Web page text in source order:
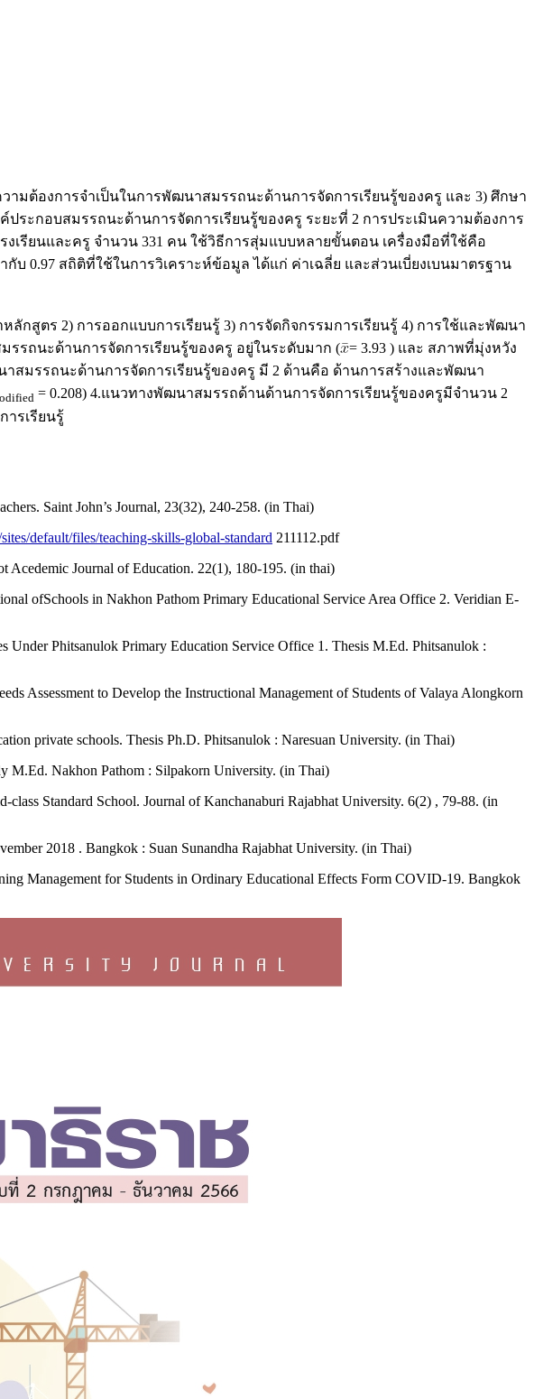
มต้องการจำเป็นในการพัฒนาสมรรถนะด้านการจัดการเรียนรู้ของครู และ 3) ศึกษา
ะกอบสมรรถนะด้านการจัดการเรียนรู้ของครู ระยะที่ 2 การประเมินความต้องการ
เรียนและครู จำนวน 331 คน ใช้วิธีการสุ่มแบบหลายขั้นตอน เครื่องมือที่ใช้คือ
0.97 สถิติที่ใช้ในการวิเคราะห์ข้อมูล ได้แก่ ค่าเฉลี่ย และส่วนเบี่ยงเบนมาตรฐาน
ร 2) การออกแบบการเรียนรู้ 3) การจัดกิจกรรมการเรียนรู้ 4) การใช้และพัฒนา
รรถนะด้านการจัดการเรียนรู้ของครู อยู่ในระดับมาก ( = 3.93 ) และ สภาพที่มุ่งหวัง
าสมรรถนะด้านการจัดการเรียนรู้ของครู มี 2 ด้านคือ ด้านการสร้างและพัฒนา
= 0.208) 4.แนวทางพัฒนาสมรรถด้านด้านการจัดการเรียนรู้ของครูมีจำนวน 2
รเรียนรู้
Saint John’s Journal, 23(32), 240-258. (in Thai)
default/files/teaching-skills-global-standard 211112.pdf
Acedemic Journal of Education. 22(1), 180-195. (in thai)
ofSchools in Nakhon Pathom Primary Educational Service Area Office 2. Veridian E-
Under Phitsanulok Primary Education Service Office 1. Thesis M.Ed. Phitsanulok :
Assessment to Develop the Instructional Management of Students of Valaya Alongkorn
private schools. Thesis Ph.D. Phitsanulok : Naresuan University. (in Thai)
M.Ed. Nakhon Pathom : Silpakorn University. (in Thai)
Standard School. Journal of Kanchanaburi Rajabhat University. 6(2) , 79-88. (in
2018 . Bangkok : Suan Sunandha Rajabhat University. (in Thai)
Management for Students in Ordinary Educational Effects Form COVID-19. Bangkok